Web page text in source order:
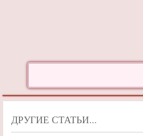
ДРУГИЕ СТАТЬИ...